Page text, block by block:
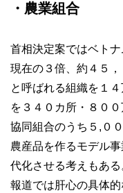
・農業組合
首相決定案ではベト
現在の３倍、約４５
と呼ばれる組織を１
を３４０カ所・８０
協同組合のうち５,０
農産品を作るモデル
代化させる考えもある
報道では肝心の具体